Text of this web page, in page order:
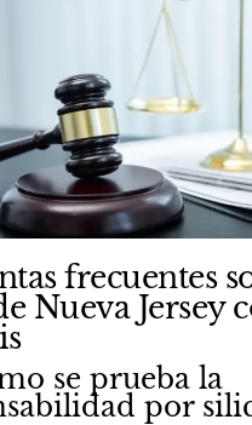
frecuentes
Nueva Jersey
se prueba la
por